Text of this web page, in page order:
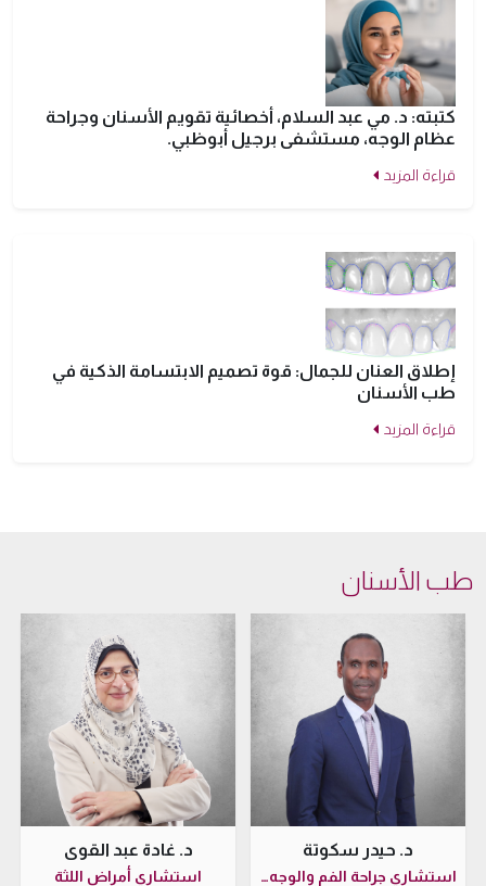
كتبته: د. مي عبد السلام، أخصائية تقويم الأسنان وجراحة
عظام الوجه، مستشفى برجيل أبوظبي.
قراءة المزيد
إطلاق العنان للجمال: قوة تصميم الابتسامة الذكية في
طب الأسنان
قراءة المزيد
طب الأسنان
د. حيدر سكوتة
استشاري جراحة الفم والوجه والفكين وزراعة الأسنان
د. غادة عبد القوي
استشاري أمراض اللثة